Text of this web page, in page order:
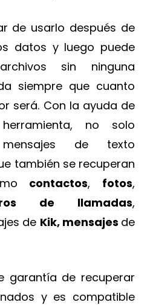
de usarlo después de
datos y luego puede
sin ninguna
siempre que cuanto
será. Con la ayuda de
no solo
de texto
también se recuperan
contactos, fotos,
de llamadas,
de Kik, mensajes de
garantía de recuperar
y es compatible